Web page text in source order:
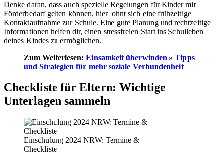
Denke daran, dass auch spezielle Regelungen für Kinder mit
Förderbedarf gelten können, hier lohnt sich eine frühzeitige
Kontaktaufnahme zur Schule. Eine gute Planung und rechtzeitige
Informationen helfen dir, einen stressfreien Start ins Schulleben
deines Kindes zu ermöglichen.
Zum Weiterlesen:Einsamkeit überwinden » Tipps
und Strategien für mehr soziale Verbundenheit
Checkliste für Eltern: Wichtige
Unterlagen sammeln
Einschulung 2024 NRW: Termine &
Checkliste